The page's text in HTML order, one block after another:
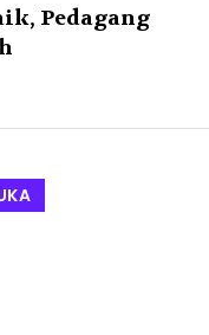
Pedagang